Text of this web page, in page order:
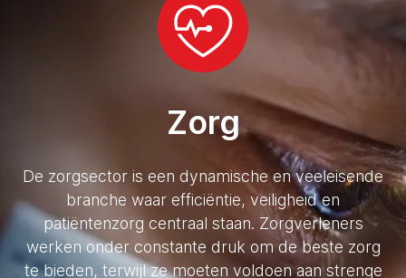
Zorg
De zorgsector is een dynamische en veeleisende
branche waar efficiëntie, veiligheid en
patiëntenzorg centraal staan. Zorgverleners
werken onder constante druk om de beste zorg
te bieden, terwijl ze moeten voldoen aan strenge